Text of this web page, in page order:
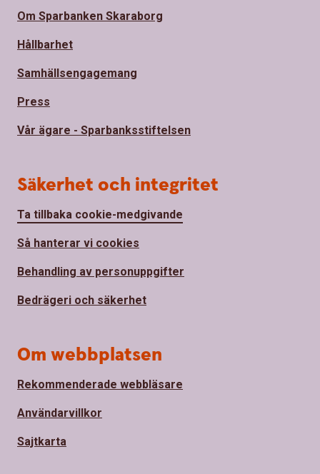
Om Sparbanken Skaraborg
Hållbarhet
Samhällsengagemang
Press
Vår ägare - Sparbanksstiftelsen
Säkerhet och integritet
Ta tillbaka cookie-medgivande
Så hanterar vi cookies
Behandling av personuppgifter
Bedrägeri och säkerhet
Om webbplatsen
Rekommenderade webbläsare
Användarvillkor
Sajtkarta